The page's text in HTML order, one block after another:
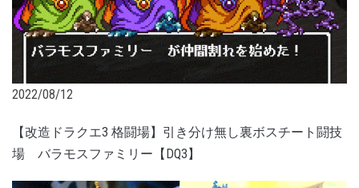
2022/08/12
【改造ドラクエ3 格闘場】引き分け無し裏ボスチート闘技
場 バラモスファミリー【DQ3】